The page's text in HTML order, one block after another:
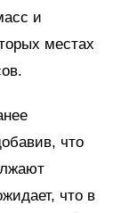
и
местах
что
что в